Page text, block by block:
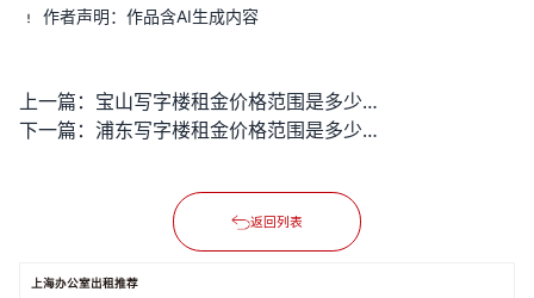
作者声明：作品含AI生成内容
上一篇：
宝山写字楼租金价格范围是多少？
下一篇：
浦东写字楼租金价格范围是多少？
返回列表
上海办公室出租推荐